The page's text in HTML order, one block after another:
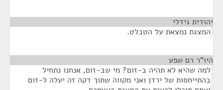
יהודית גידלי
המצגת נמצאת על הטבלט.
היו"ר רם שפע
למה שהיא לא תהיה ב-זום? מי שב-זום, אנחנו נתחיל
בהתייחסות של ירדן ואני מקווה שתוך דקה זה יעלה ל-זום